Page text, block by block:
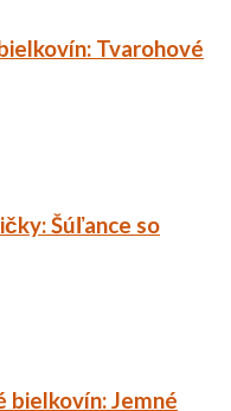
Tvarohové
Šúľance so
bielkovín: Jemné